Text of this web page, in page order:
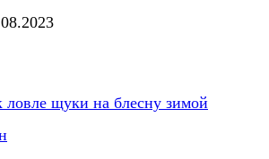
ловле щуки на блесну зимой